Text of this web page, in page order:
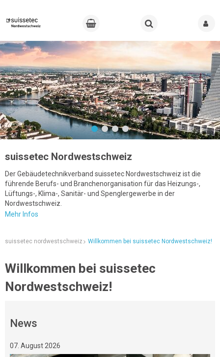
suissetec Nordwestschweiz
Der Gebäudetechnikverband suissetec Nordwestschweiz ist die
führende Berufs- und Branchenorganisation für das Heizungs-,
Lüftungs-, Klima-, Sanitär- und Spenglergewerbe in der
Nordwestschweiz.
Mehr Infos
suissetec nordwestschweiz Willkommen bei suissetec Nordwestschweiz!
Willkommen bei suissetec
Nordwestschweiz!
News
07. August 2026